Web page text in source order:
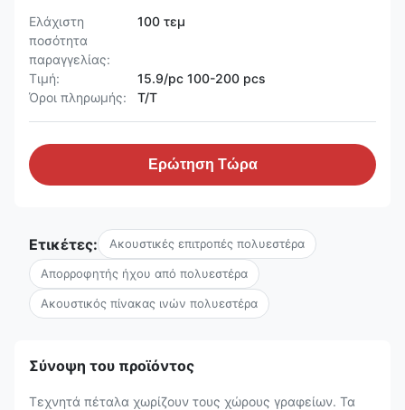
Ελάχιστη
ποσότητα
παραγγελίας:
100 τεμ
Τιμή:
15.9/pc 100-200 pcs
Όροι πληρωμής:
T/T
Ερώτηση Τώρα
Ετικέτες: Ακουστικές επιτροπές πολυεστέρα
Απορροφητής ήχου από πολυεστέρα
Ακουστικός πίνακας ινών πολυεστέρα
Σύνοψη του προϊόντος
Τεχνητά πέταλα χωρίζουν τους χώρους γραφείων. Τα